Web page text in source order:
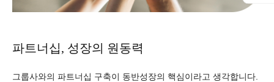
파트너십, 성장의 원동력
그룹사와의 파트너십 구축이 동반성장의 핵심이라고 생각합니다.